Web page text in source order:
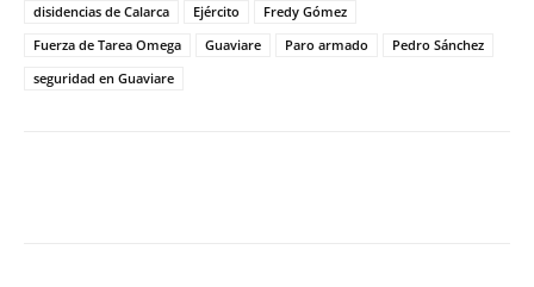
disidencias de Calarca
Ejército
Fredy Gómez
Fuerza de Tarea Omega
Guaviare Paro armado
Pedro Sánchez
seguridad en Guaviare